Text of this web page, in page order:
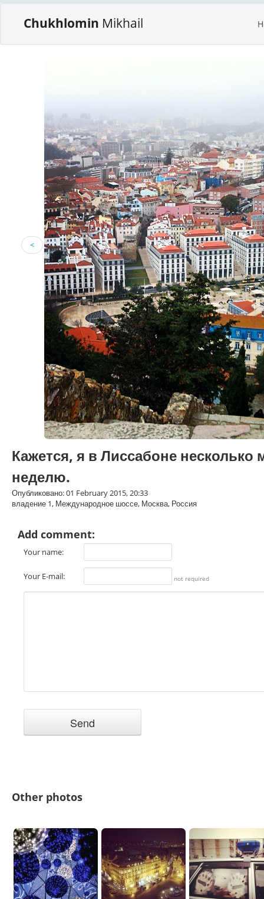
Chukhlomin Mikhail
<
Кажется, я в Лиссабоне несколько
неделю.
Опубликовано: 01 February 2015, 20:33
владение 1, Международное шоссе, Москва, Россия
Add comment:
Your name:
Your E-mail: not required
Other photos